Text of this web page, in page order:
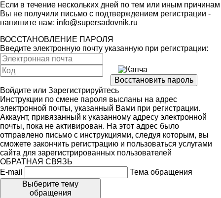
Если в течение нескольких дней по тем или иным причинам
Вы не получили письмо с подтверждением регистрации -
напишите нам: info@supersadovnik.ru
ВОССТАНОВЛЕНИЕ ПАРОЛЯ
Введите электронную почту указанную при регистрации:
Войдите или Зарегистрируйтесь
Инструкции по смене пароля высланы на адрес
электронной почты, указанный Вами при регистрации.
Аккаунт, привязанный к указанному адресу электронной
почты, пока не активирован. На этот адрес было
отправлено письмо с инструкциями, следуя которым, вы
сможете закончить регистрацию и пользоваться услугами
сайта для зарегистрированных пользователей
ОБРАТНАЯ СВЯЗЬ
E-mail
Тема обращения
Выберите тему
обращения